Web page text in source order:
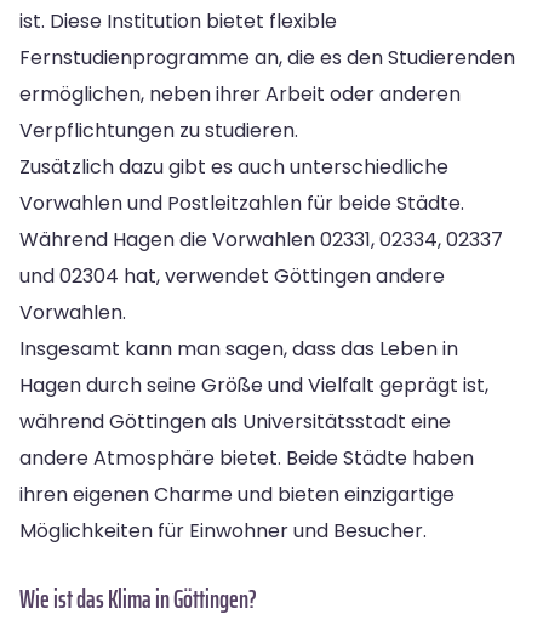
ist. Diese Institution bietet flexible
Fernstudienprogramme an, die es den Studierenden
ermöglichen, neben ihrer Arbeit oder anderen
Verpflichtungen zu studieren.
Zusätzlich dazu gibt es auch unterschiedliche
Vorwahlen und Postleitzahlen für beide Städte.
Während Hagen die Vorwahlen 02331, 02334, 02337
und 02304 hat, verwendet Göttingen andere
Vorwahlen.
Insgesamt kann man sagen, dass das Leben in
Hagen durch seine Größe und Vielfalt geprägt ist,
während Göttingen als Universitätsstadt eine
andere Atmosphäre bietet. Beide Städte haben
ihren eigenen Charme und bieten einzigartige
Möglichkeiten für Einwohner und Besucher.
Wie ist das Klima in Göttingen?